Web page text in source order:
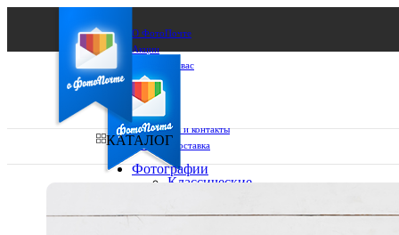
О ФотоПочте
Акции
Сделаем за вас
Бизнесу
FAQ
Франшиза
Поддержка и контакты
Оплата и доставка
КАТАЛОГ
Фотографии
Классические
10х10